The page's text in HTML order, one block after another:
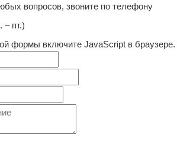
вопросов, звоните по телефону
– пт.)
формы включите JavaScript в браузере.